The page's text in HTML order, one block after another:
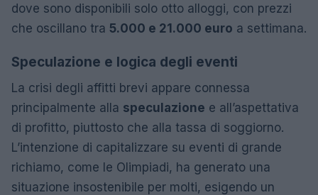
dove sono disponibili solo otto alloggi, con prezzi
che oscillano tra 5.000 e 21.000 euro a settimana.
Speculazione e logica degli eventi
La crisi degli affitti brevi appare connessa
principalmente alla speculazione e all’aspettativa
di profitto, piuttosto che alla tassa di soggiorno.
L’intenzione di capitalizzare su eventi di grande
richiamo, come le Olimpiadi, ha generato una
situazione insostenibile per molti, esigendo un